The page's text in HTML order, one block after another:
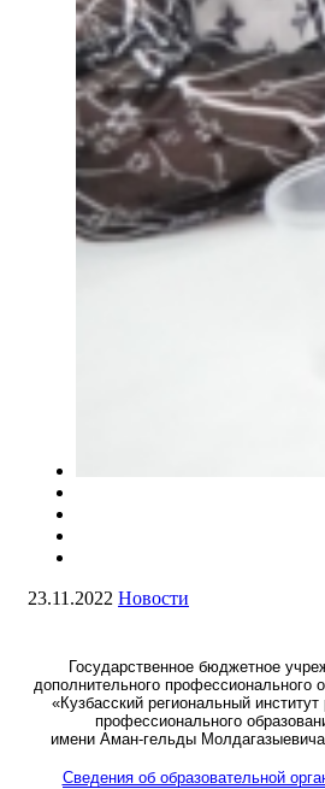
23.11.2022 Новости
Государственное бюджетное
дополнительного профессионального
«Кузбасский региональный институт
профессионального
имени Аман-гельды
Сведения об образовательной